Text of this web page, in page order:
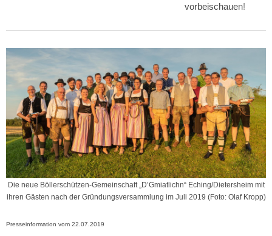
vorbeischauen!
Die neue Böllerschützen-Gemeinschaft „D’Gmiatlichn“ Eching/Dietersheim mit
ihren Gästen nach der Gründungsversammlung im Juli 2019 (Foto: Olaf Kropp)
Presseinformation vom 22.07.2019